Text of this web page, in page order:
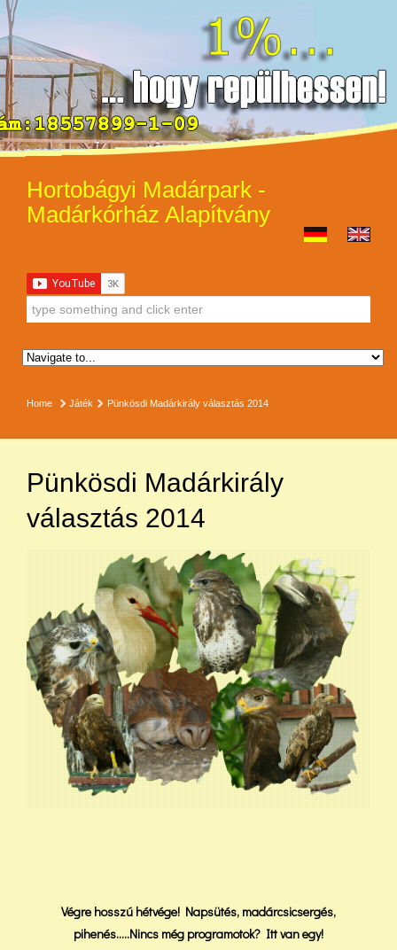
Hortobágyi Madárpark -
Madárkórház Alapítvány
Home Játék Pünkösdi Madárkirály választás 2014
Pünkösdi Madárkirály
választás 2014
Végre hosszú hétvége! Napsütés, madárcsicsergés,
pihenés…..Nincs még programotok? Itt van egy!